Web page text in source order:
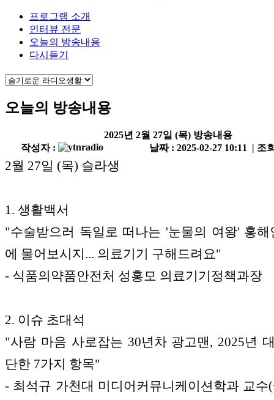
프로그램 소개
인터뷰 전문
오늘의 방송내용
다시듣기
오늘의 방송내용
2025년 2월 27일 (목) 방송내용
작성자 :
날짜 : 2025-02-27 10:11 | 조
2월 27일 (목) 슬라생
1. 생활백서
"수술받으러 독일로 떠나는 '눈물의 여왕' 홍해
에 물어보시지... 의료기기 구해드려요"
- 식품의약품안전처 성홍모 의료기기정책과장
2. 이슈 초대석
"사람 마음 사로잡는 30년차 광고맨, 2025년
단한 7가지 항목"
- 최석규 가천대 미디어커뮤니케이션학과 교수